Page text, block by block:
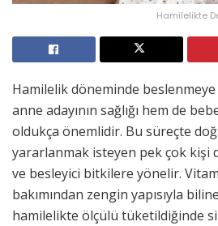
Hamilelikte
Hamilelik döneminde
anne adayının sağlığı hem de
oldukça önemlidir. Bu süreçte
yararlanmak isteyen pek çok
ve besleyici bitkilere yönelir.
bakımından zengin yapısıyla
hamilelikte ölçülü tüketildiğinde